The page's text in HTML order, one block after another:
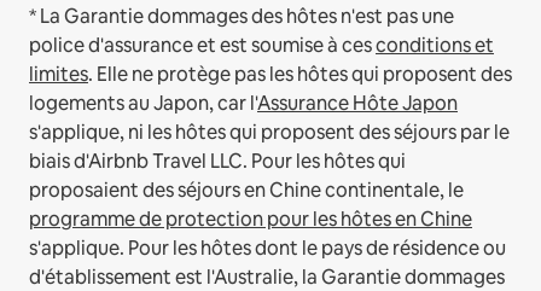
* La Garantie dommages des hôtes n'est pas une
police d'assurance et est soumise à cesconditions et
limites. Elle ne protège pas les hôtes qui proposent des
logements au Japon, car l'Assurance Hôte Japon
s'applique, ni les hôtes qui proposent des séjours par le
biais d'Airbnb Travel LLC. Pour les hôtes qui
proposaient des séjours en Chine continentale, le
programme de protection pour les hôtes en Chine
s'applique. Pour les hôtes dont le pays de résidence ou
d'établissement est l'Australie, la Garantie dommages